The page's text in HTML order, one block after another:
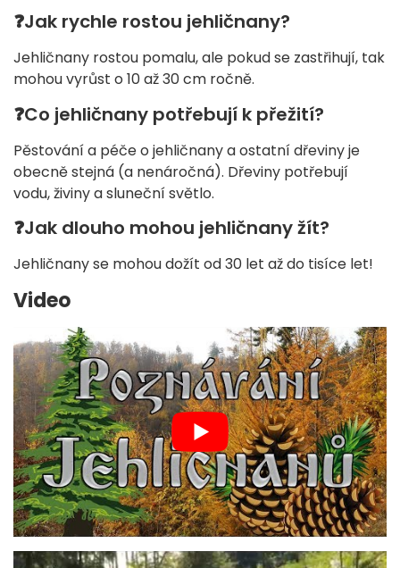
❓Jak rychle rostou jehličnany?
Jehličnany rostou pomalu, ale pokud se zastřihují, tak
mohou vyrůst o 10 až 30 cm ročně.
❓Co jehličnany potřebují k přežití?
Pěstování a péče o jehličnany a ostatní dřeviny je
obecně stejná (a nenáročná). Dřeviny potřebují
vodu, živiny a sluneční světlo.
❓Jak dlouho mohou jehličnany žít?
Jehličnany se mohou dožít od 30 let až do tisíce let!
Video